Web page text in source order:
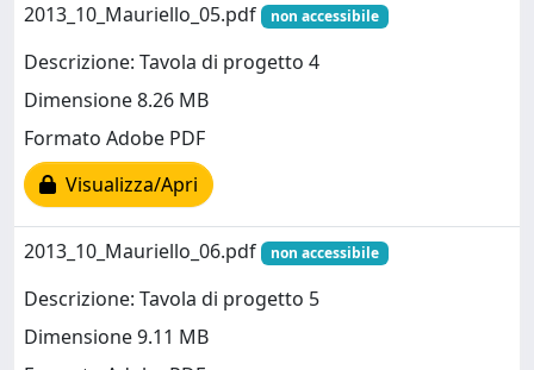
2013_10_Mauriello_05.pdf non accessibile
Descrizione: Tavola di progetto 4
Dimensione 8.26 MB
Formato Adobe PDF
Visualizza/Apri
2013_10_Mauriello_06.pdf non accessibile
Descrizione: Tavola di progetto 5
Dimensione 9.11 MB